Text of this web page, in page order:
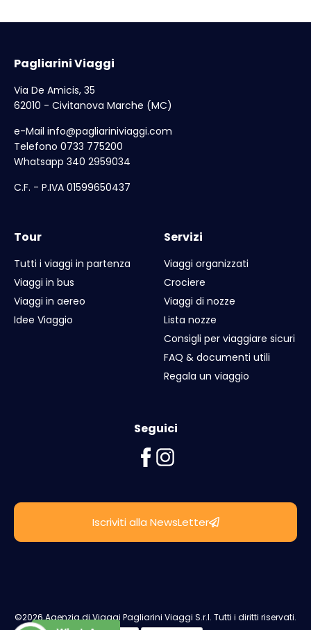
Pagliarini Viaggi
Via De Amicis, 35
62010 - Civitanova Marche (MC)
e-Mail info@pagliariniviaggi.com
Telefono 0733 775200
Whatsapp 340 2959034
C.F. - P.IVA 01599650437
Tour
Tutti i viaggi in partenza
Viaggi in bus
Viaggi in aereo
Idee Viaggio
Servizi
Viaggi organizzati
Crociere
Viaggi di nozze
Lista nozze
Consigli per viaggiare sicuri
FAQ & documenti utili
Regala un viaggio
Seguici
Iscriviti alla NewsLetter
©2026 Agenzia di Viaggi Pagliarini Viaggi S.r.l. Tutti i diritti riservati.